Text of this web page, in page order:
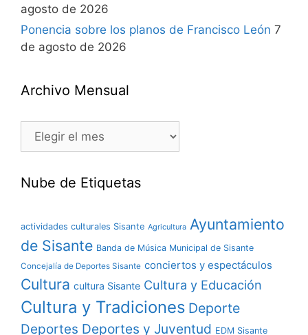
agosto de 2026
Ponencia sobre los planos de Francisco León 7
de agosto de 2026
Archivo Mensual
Nube de Etiquetas
actividades culturales Sisante Agricultura Ayuntamiento
de Sisante Banda de Música Municipal de Sisante
Concejalía de Deportes Sisante conciertos y espectáculos
Cultura cultura Sisante Cultura y Educación
Cultura y Tradiciones Deporte
Deportes Deportes y Juventud EDM Sisante